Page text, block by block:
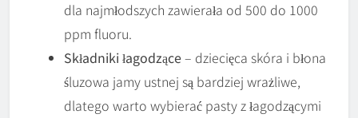
dla najmłodszych zawierała od 500 do 1000
ppm fluoru.
Składniki łagodzące– dziecięca skóra i błona
śluzowa jamy ustnej są bardziej wrażliwe,
dlatego warto wybierać pasty z łagodzącymi